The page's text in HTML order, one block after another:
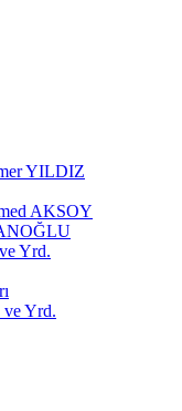
YILDIZ
AKSOY
Yrd.
ve Yrd.